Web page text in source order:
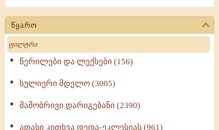
წყარო
Search
წერილები და ლექსები (156)
სულიერი მდელო (3005)
მამობრივი დარიგებანი (2390)
ათასი კითხვა დედა-ეკლესიას (961)